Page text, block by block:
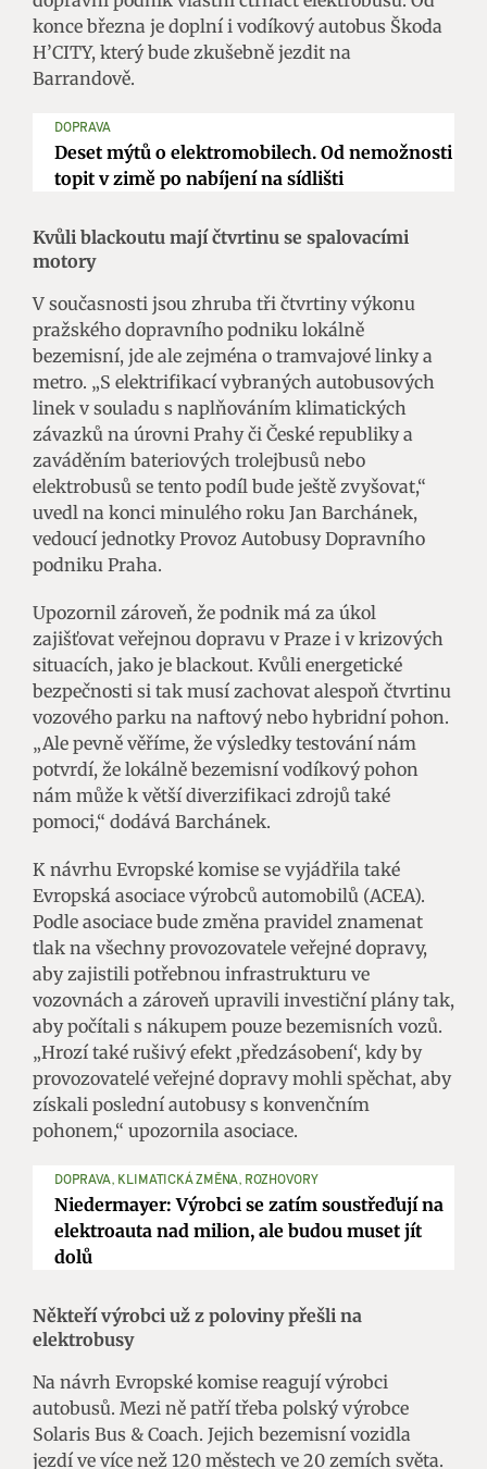
konce března je doplní i vodíkový autobus Škoda
H’CITY, který bude zkušebně jezdit na
Barrandově.
DOPRAVA
Deset mýtů o elektromobilech. Od nemožnosti
topit v zimě po nabíjení na sídlišti
Kvůli blackoutu mají čtvrtinu se spalovacími
motory
V současnosti jsou zhruba tři čtvrtiny výkonu
pražského dopravního podniku lokálně
bezemisní, jde ale zejména o tramvajové linky a
metro. „S elektrifikací vybraných autobusových
linek v souladu s naplňováním klimatických
závazků na úrovni Prahy či České republiky a
zaváděním bateriových trolejbusů nebo
elektrobusů se tento podíl bude ještě zvyšovat,“
uvedl na konci minulého roku Jan Barchánek,
vedoucí jednotky Provoz Autobusy Dopravního
podniku Praha.
Upozornil zároveň, že podnik má za úkol
zajišťovat veřejnou dopravu v Praze i v krizových
situacích, jako je blackout. Kvůli energetické
bezpečnosti si tak musí zachovat alespoň čtvrtinu
vozového parku na naftový nebo hybridní pohon.
„Ale pevně věříme, že výsledky testování nám
potvrdí, že lokálně bezemisní vodíkový pohon
nám může k větší diverzifikaci zdrojů také
pomoci,“ dodává Barchánek.
K návrhu Evropské komise se vyjádřila také
Evropská asociace výrobců automobilů (ACEA).
Podle asociace bude změna pravidel znamenat
tlak na všechny provozovatele veřejné dopravy,
aby zajistili potřebnou infrastrukturu ve
vozovnách a zároveň upravili investiční plány tak,
aby počítali s nákupem pouze bezemisních vozů.
„Hrozí také rušivý efekt ,předzásobení‘, kdy by
provozovatelé veřejné dopravy mohli spěchat, aby
získali poslední autobusy s konvenčním
pohonem,“ upozornila asociace.
DOPRAVA, KLIMATICKÁ ZMĚNA, ROZHOVORY
Niedermayer: Výrobci se zatím soustřeďují na
elektroauta nad milion, ale budou muset jít
dolů
Někteří výrobci už z poloviny přešli na
elektrobusy
Na návrh Evropské komise reagují výrobci
autobusů. Mezi ně patří třeba polský výrobce
Solaris Bus & Coach. Jejich bezemisní vozidla
jezdí ve více než 120 městech ve 20 zemích světa.